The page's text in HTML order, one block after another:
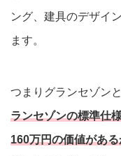
ング、建具のデザイ
ます。
つまりグランセゾン
ランセゾンの標準仕
160万円の価値があ